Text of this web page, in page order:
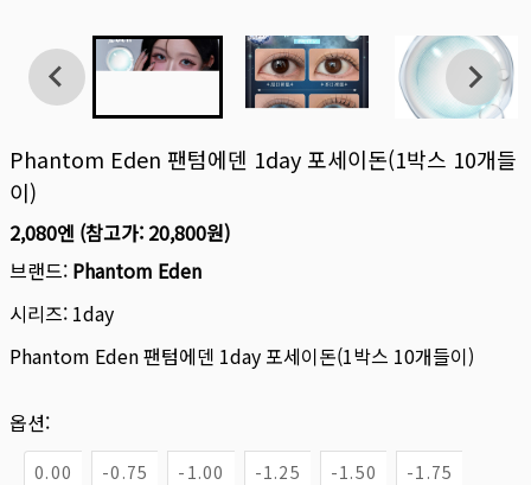
Phantom Eden 팬텀에덴 1day 포세이돈(1박스 10개들
이)
2,080엔 (참고가: 20,800원)
브랜드: Phantom Eden
시리즈: 1day
Phantom Eden 팬텀에덴 1day 포세이돈(1박스 10개들이)
옵션:
0.00 -0.75 -1.00 -1.25 -1.50 -1.75